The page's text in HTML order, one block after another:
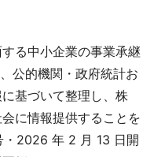
る中小企業の事業承継
公的機関・政府統計お
基づいて整理し、株
に情報提供することを
・2026 年 2 月 13 日開